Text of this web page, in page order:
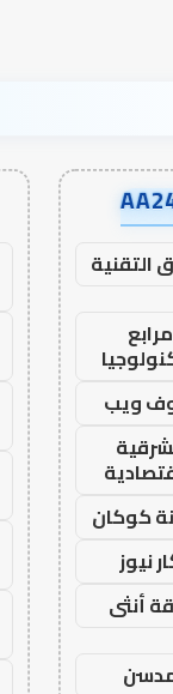
التقنية
مرابع
ويب
كوكان
نيوز
أنثى